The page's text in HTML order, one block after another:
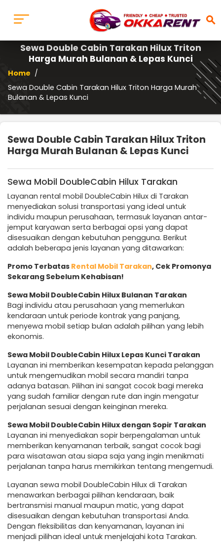
search
Sewa Double Cabin Tarakan Hilux Triton
Harga Murah Bulanan & Lepas Kunci
Home /
Sewa Double Cabin Tarakan Hilux Triton Harga Murah
Bulanan & Lepas Kunci
Sewa Double Cabin Tarakan Hilux Triton
Harga Murah Bulanan & Lepas Kunci
Sewa Mobil DoubleCabin Hilux Tarakan
Layanan rental mobil DoubleCabin Hilux di Tarakan
menyediakan solusi transportasi yang ideal untuk
individu maupun perusahaan, termasuk layanan antar-
jemput karyawan serta berbagai opsi yang dapat
disesuaikan dengan kebutuhan pengguna. Berikut
adalah beberapa jenis layanan yang ditawarkan:
Promo Terbatas Rental Mobil Tarakan, Cek Promonya
Sekarang Sebelum Kehabisan!
Sewa Mobil DoubleCabin Hilux Bulanan Tarakan
Bagi individu atau perusahaan yang memerlukan
kendaraan untuk periode kontrak yang panjang,
menyewa mobil setiap bulan adalah pilihan yang lebih
ekonomis.
Sewa Mobil DoubleCabin Hilux Lepas Kunci Tarakan
Layanan ini memberikan kesempatan kepada pelanggan
untuk mengemudikan mobil secara mandiri tanpa
adanya batasan. Pilihan ini sangat cocok bagi mereka
yang sudah familiar dengan rute dan ingin mengatur
perjalanan sesuai dengan keinginan mereka.
Sewa Mobil DoubleCabin Hilux dengan Sopir Tarakan
Layanan ini menyediakan sopir berpengalaman untuk
memberikan kenyamanan terbaik, sangat cocok bagi
para wisatawan atau siapa saja yang ingin menikmati
perjalanan tanpa harus memikirkan tentang mengemudi.
Layanan sewa mobil DoubleCabin Hilux di Tarakan
menawarkan berbagai pilihan kendaraan, baik
bertransmisi manual maupun matic, yang dapat
disesuaikan dengan kebutuhan transportasi Anda.
Dengan fleksibilitas dan kenyamanan, layanan ini
menjadi pilihan ideal untuk menjelajahi kota Tarakan.